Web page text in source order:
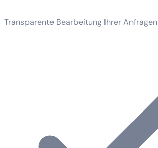
Transparente Bearbeitung Ihrer Anfragen